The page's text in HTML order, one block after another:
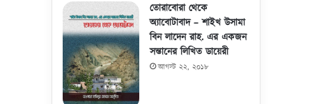
তোরাবোরা থেকে
অ্যাবোটাবাদ – শাইখ উসামা
বিন লাদেন রাহ. এর একজন
সন্তানের লিখিত ডায়েরী
আগস্ট ২২, ২০১৮